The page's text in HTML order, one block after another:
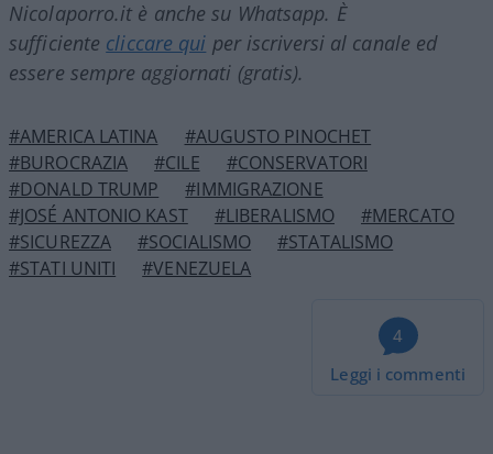
Nicolaporro.it è anche su Whatsapp. È
sufficiente cliccare qui per iscriversi al canale ed
essere sempre aggiornati (gratis).
#AMERICA LATINA
#AUGUSTO PINOCHET
#BUROCRAZIA
#CILE
#CONSERVATORI
#DONALD TRUMP
#IMMIGRAZIONE
#JOSÉ ANTONIO KAST
#LIBERALISMO
#MERCATO
#SICUREZZA
#SOCIALISMO
#STATALISMO
#STATI UNITI
#VENEZUELA
4
Leggi i commenti